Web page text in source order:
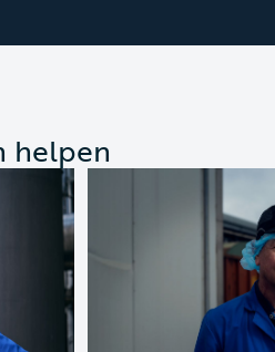
helpen